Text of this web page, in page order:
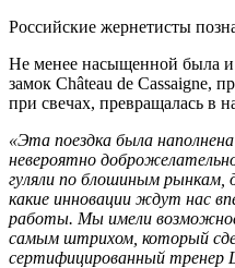
Российские жернетисты
Не менее насыщенной была и
замок Château de Cassaigne,
при свечах, превращалась в
«Эта поездка была
невероятно
гуляли по блошиным рынкам,
какие инновации ждут нас
работы. Мы имели
самым штрихом, который
сертифицированный тренер